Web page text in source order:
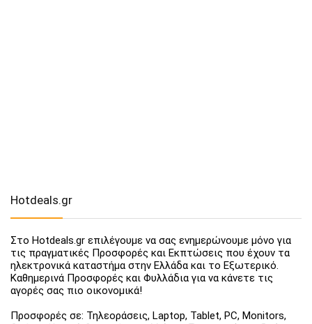
Hotdeals.gr
Στο Hotdeals.gr επιλέγουμε να σας ενημερώνουμε μόνο για
τις πραγματικές Προσφορές και Εκπτώσεις που έχουν τα
ηλεκτρονικά καταστήμα στην Ελλάδα και το Εξωτερικό.
Καθημερινά Προσφορές και Φυλλάδια για να κάνετε τις
αγορές σας πιο οικονομικά!
Προσφορές σε: Τηλεοράσεις, Laptop, Tablet, PC, Monitors,